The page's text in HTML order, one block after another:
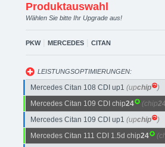
Produktauswahl
Wählen Sie bitte Ihr Upgrade aus!
PKW| MERCEDES CITAN
LEISTUNGSOPTIMIERUNGEN:
Mercedes Citan 108 CDI up1 (upchip )
Mercedes Citan 109 CDI chip24 (chip24
Mercedes Citan 109 CDI up1 (upchip )
Mercedes Citan 111 CDI 1.5d chip24